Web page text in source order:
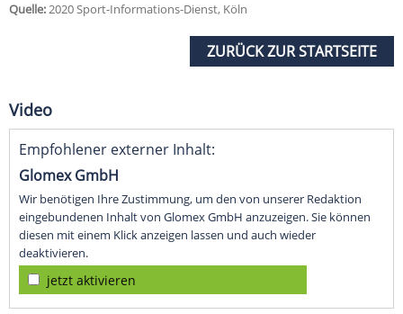
Quelle:2020 Sport-Informations-Dienst, Köln
ZURÜCK ZUR STARTSEITE
Video
Empfohlener externer Inhalt:
Glomex GmbH
Wir benötigen Ihre Zustimmung, um den von unserer Redaktion
eingebundenen Inhalt von Glomex GmbH anzuzeigen. Sie können
diesen mit einem Klick anzeigen lassen und auch wieder
deaktivieren.
jetzt aktivieren